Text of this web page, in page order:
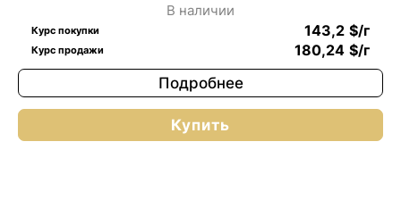
В наличии
Курс покупки 143,2 $/г
Курс продажи 180,24 $/г
Подробнее
Купить